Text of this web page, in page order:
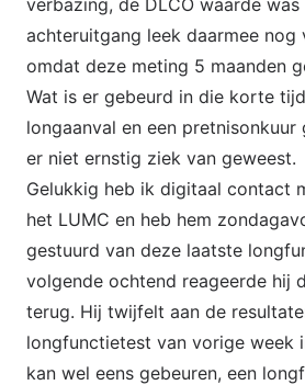
verbazing, de DLCO waarde
achteruitgang leek daarmee nog
omdat deze meting 5 maanden
Wat is er gebeurd in die korte
longaanval en een pretnisonkuur
er niet ernstig ziek van geweest.
Gelukkig heb ik digitaal contact
het LUMC en heb hem
gestuurd van deze laatste
volgende ochtend reageerde hij
terug. Hij twijfelt aan de
longfunctietest van vorige week
kan wel eens gebeuren, een